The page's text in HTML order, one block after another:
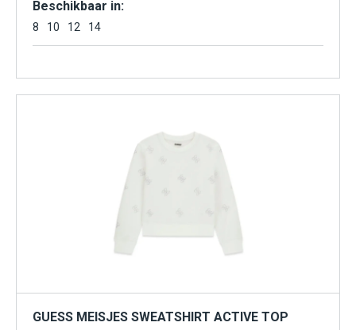
Beschikbaar in:
8 10 12 14
GUESS MEISJES SWEATSHIRT ACTIVE TOP